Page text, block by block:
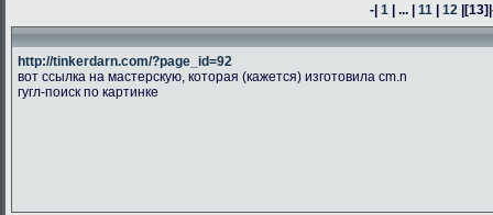
-|1 | ... |11 |12 |[13]
http://tinkerdarn.com/?page_id=92
вот ссылка на мастерскую, которая (кажется) изготовила cm.n
гугл-поиск по картинке